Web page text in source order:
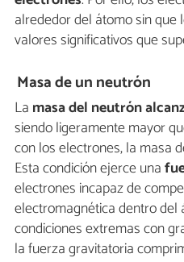
alrededor del átomo sin
valores significativos que
Masa de un neutrón
La masa del neutrón
siendo ligeramente mayor
con los electrones, la masa
Esta condición ejerce una
electrones incapaz de
electromagnética dentro del
condiciones extremas con
la fuerza gravitatoria